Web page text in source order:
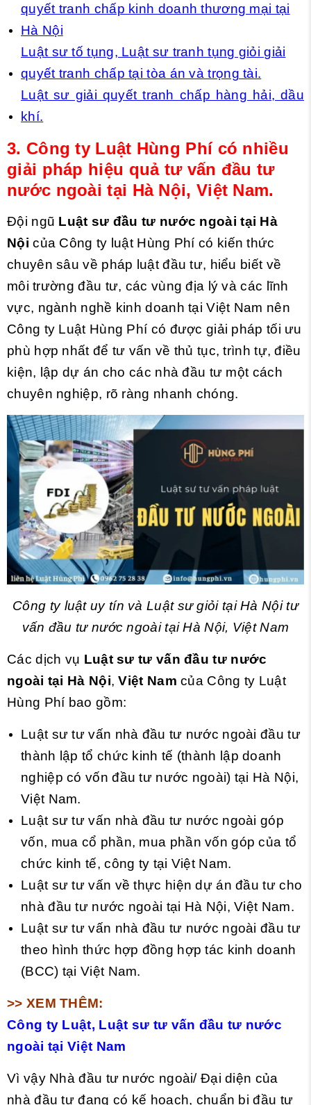
quyết tranh chấp kinh doanh thương mại tại
Hà Nội
Luật sư tố tụng, Luật sư tranh tụng giỏi giải
quyết tranh chấp tại tòa án và trọng tài.
Luật sư giải quyết tranh chấp hàng hải, dầu
khí.
3. Công ty Luật Hùng Phí có nhiều
giải pháp hiệu quả tư vấn đầu tư
nước ngoài tại Hà Nội, Việt Nam.
Đội ngũ Luật sư đầu tư nước ngoài tại Hà
Nội của Công ty luật Hùng Phí có kiến thức
chuyên sâu về pháp luật đầu tư, hiểu biết về
môi trường đầu tư, các vùng địa lý và các lĩnh
vực, ngành nghề kinh doanh tại Việt Nam nên
Công ty Luật Hùng Phí có được giải pháp tối ưu
phù hợp nhất để tư vấn về thủ tục, trình tự, điều
kiện, lập dự án cho các nhà đầu tư một cách
chuyên nghiệp, rõ ràng nhanh chóng.
Công ty luật uy tín và Luật sư giỏi tại Hà Nội tư
vấn đầu tư nước ngoài tại Hà Nội, Việt Nam
Các dịch vụ Luật sư tư vấn đầu tư nước
ngoài tại Hà Nội,Việt Nam của Công ty Luật
Hùng Phí bao gồm:
Luật sư tư vấn nhà đầu tư nước ngoài đầu tư
thành lập tổ chức kinh tế (thành lập doanh
nghiệp có vốn đầu tư nước ngoài) tại Hà Nội,
Việt Nam.
Luật sư tư vấn nhà đầu tư nước ngoài góp
vốn, mua cổ phần, mua phần vốn góp của tổ
chức kinh tế, công ty tại Việt Nam.
Luật sư tư vấn về thực hiện dự án đầu tư cho
nhà đầu tư nước ngoài tại Hà Nội, Việt Nam.
Luật sư tư vấn nhà đầu tư nước ngoài đầu tư
theo hình thức hợp đồng hợp tác kinh doanh
(BCC) tại Việt Nam.
>> XEM THÊM:
Công ty Luật, Luật sư tư vấn đầu tư nước
ngoài tại Việt Nam
Vì vậy Nhà đầu tư nước ngoài/ Đại diện của
nhà đầu tư đang có kế hoạch, chuẩn bị đầu tư